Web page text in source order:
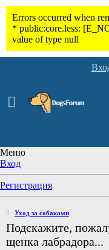
Меню
Вход
Регистрация
Уход за собаками
Подскажите,
щенка лабрадора...